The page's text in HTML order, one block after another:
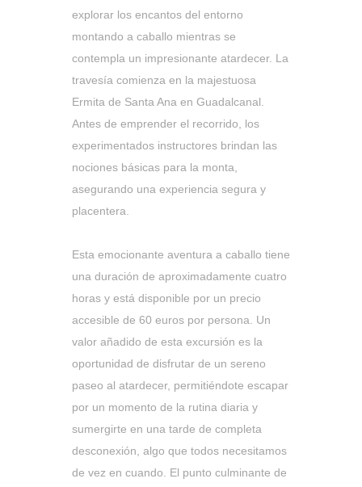
explorar los encantos del entorno
montando a caballo mientras se
contempla un impresionante atardecer. La
travesía comienza en la majestuosa
Ermita de Santa Ana en Guadalcanal.
Antes de emprender el recorrido, los
experimentados instructores brindan las
nociones básicas para la monta,
asegurando una experiencia segura y
placentera.
Esta emocionante aventura a caballo tiene
una duración de aproximadamente cuatro
horas y está disponible por un precio
accesible de 60 euros por persona. Un
valor añadido de esta excursión es la
oportunidad de disfrutar de un sereno
paseo al atardecer, permitiéndote escapar
por un momento de la rutina diaria y
sumergirte en una tarde de completa
desconexión, algo que todos necesitamos
de vez en cuando. El punto culminante de